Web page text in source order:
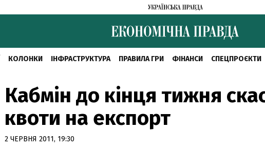
КОЛОНКИ ІНФРАСТРУКТУРА ПРАВИЛА ГРИ ФІНАНСИ СПЕЦПРОЄКТИ
Кабмін до кінця тижня
квоти на експорт
2 ЧЕРВНЯ 2011, 19:30